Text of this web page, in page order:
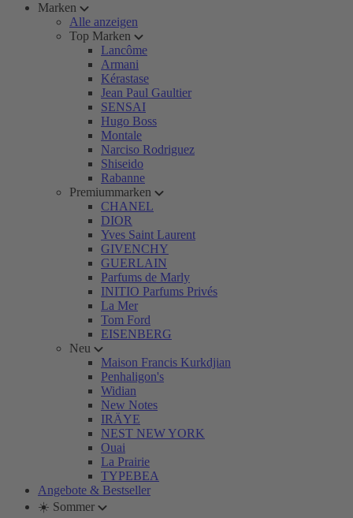
Marken
Alle anzeigen
Top Marken
Lancôme
Armani
Kérastase
Jean Paul Gaultier
SENSAI
Hugo Boss
Montale
Narciso Rodriguez
Shiseido
Rabanne
Premiummarken
CHANEL
DIOR
Yves Saint Laurent
GIVENCHY
GUERLAIN
Parfums de Marly
INITIO Parfums Privés
La Mer
Tom Ford
EISENBERG
Neu
Maison Francis Kurkdjian
Penhaligon's
Widian
New Notes
IRÄYE
NEST NEW YORK
Ouai
La Prairie
TYPEBEA
Angebote & Bestseller
☀️ Sommer